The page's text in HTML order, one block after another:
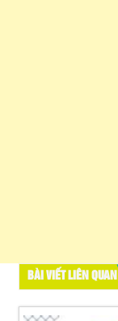
BÀI VIẾT LIÊN QUAN